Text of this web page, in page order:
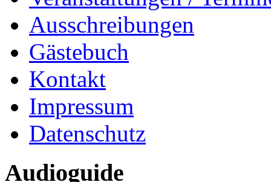
Ausschreibungen
Gästebuch
Kontakt
Impressum
Datenschutz
Audioguide